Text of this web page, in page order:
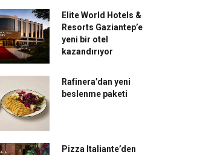
Elite World Hotels &
Resorts Gaziantep’e
yeni bir otel
kazandırıyor
Rafinera’dan yeni
beslenme paketi
Pizza Italiante’den